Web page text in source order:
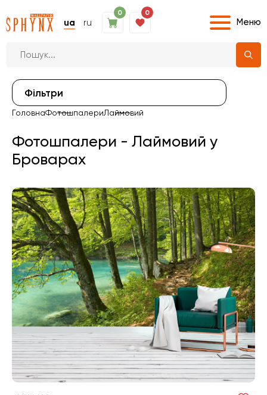
ua ru
0 0
Меню
Фiльтри
ГоловнаФотошпалериЛаймовий
Фотошпалери - Лаймовий у
Броварах